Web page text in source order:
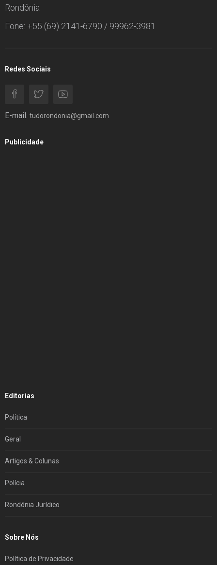
Rondônia
Fone: +55 (69) 2141-6790 / 99962-3981
Redes Sociais
E-mail: tudorondonia@gmail.com
Publicidade
Editorias
Política
Geral
Artigos & Colunas
Polícia
Rondônia Jurídico
Sobre Nós
Política de Privacidade